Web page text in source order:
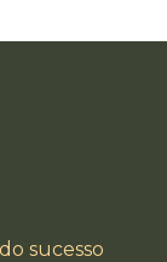
sucesso